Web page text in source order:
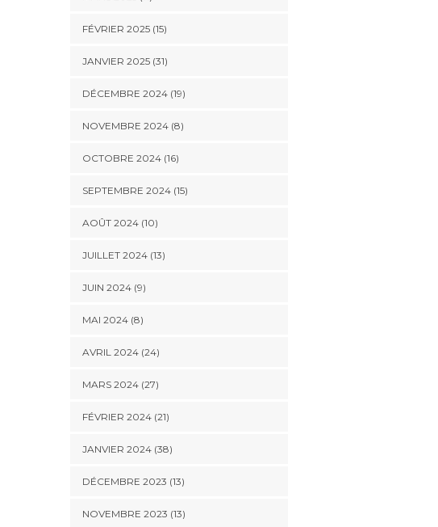
FÉVRIER 2025 (15)
JANVIER 2025 (31)
DÉCEMBRE 2024 (19)
NOVEMBRE 2024 (8)
OCTOBRE 2024 (16)
SEPTEMBRE 2024 (15)
AOÛT 2024 (10)
JUILLET 2024 (13)
JUIN 2024 (9)
MAI 2024 (8)
AVRIL 2024 (24)
MARS 2024 (27)
FÉVRIER 2024 (21)
JANVIER 2024 (38)
DÉCEMBRE 2023 (13)
NOVEMBRE 2023 (13)